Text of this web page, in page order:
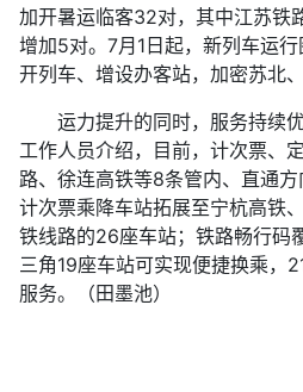
加开暑运临客32对，其中江苏铁
增加5对。7月1日起，新列车运
开列车、增设办客站，加密苏北
运力提升的同时，服务持续优
工作人员介绍，目前，计次票、
路、徐连高铁等8条管内、直通
计次票乘降车站拓展至宁杭高铁
铁线路的26座车站；铁路畅行码
三角19座车站可实现便捷换乘，
服务。（田墨池）